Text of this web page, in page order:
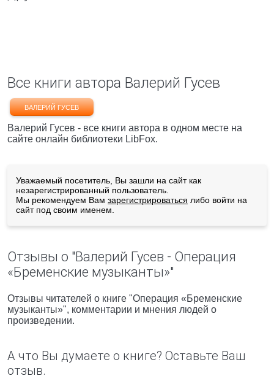
Все книги автора Валерий Гусев
ВАЛЕРИЙ ГУСЕВ
Валерий Гусев - все книги автора в одном месте на
сайте онлайн библиотеки LibFox.
Уважаемый посетитель, Вы зашли на сайт как
незарегистрированный пользователь.
Мы рекомендуем Вам зарегистрироваться либо войти на
сайт под своим именем.
Отзывы о "Валерий Гусев - Операция
«Бременские музыканты»"
Отзывы читателей о книге "Операция «Бременские
музыканты»", комментарии и мнения людей о
произведении.
А что Вы думаете о книге? Оставьте Ваш
отзыв.